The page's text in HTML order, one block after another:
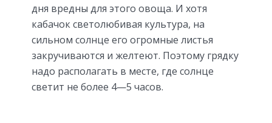
дня вредны для этого овоща. И хотя
кабачок светолюбивая культура, на
сильном солнце его огромные листья
закручиваются и желтеют. Поэтому грядку
надо располагать в месте, где солнце
светит не более 4—5 часов.